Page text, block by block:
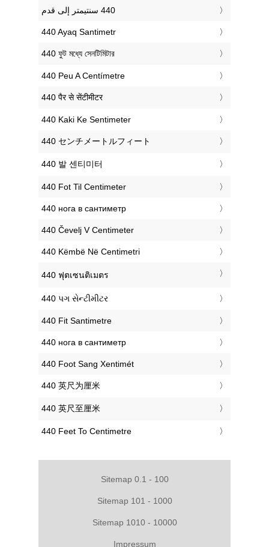
‎440 Ayaq Santimetr
‎440 ফুট মধ্যে সেনটিমিটার
‎440 Peu A Centímetre
‎440 पैर से सेंटीमीटर
‎440 Kaki Ke Sentimeter
‎440 センチメートルフィート
‎440 발 센티미터
‎440 Fot Til Centimeter
‎440 нога в сантиметр
‎440 Čevelj V Centimeter
‎440 Këmbë Në Centimetri
‎440 ฟุตเซนติเมตร
‎440 પગ સેન્ટીમીટર
‎440 Fit Santimetre
‎440 нога в сантиметр
‎440 Foot Sang Xentimét
‎440 英尺为厘米
‎440 英尺至厘米
‎440 Feet To Centimetre
Sitemap 0.1 - 100
Sitemap 101 - 1000
Sitemap 1010 - 10000
Impressum